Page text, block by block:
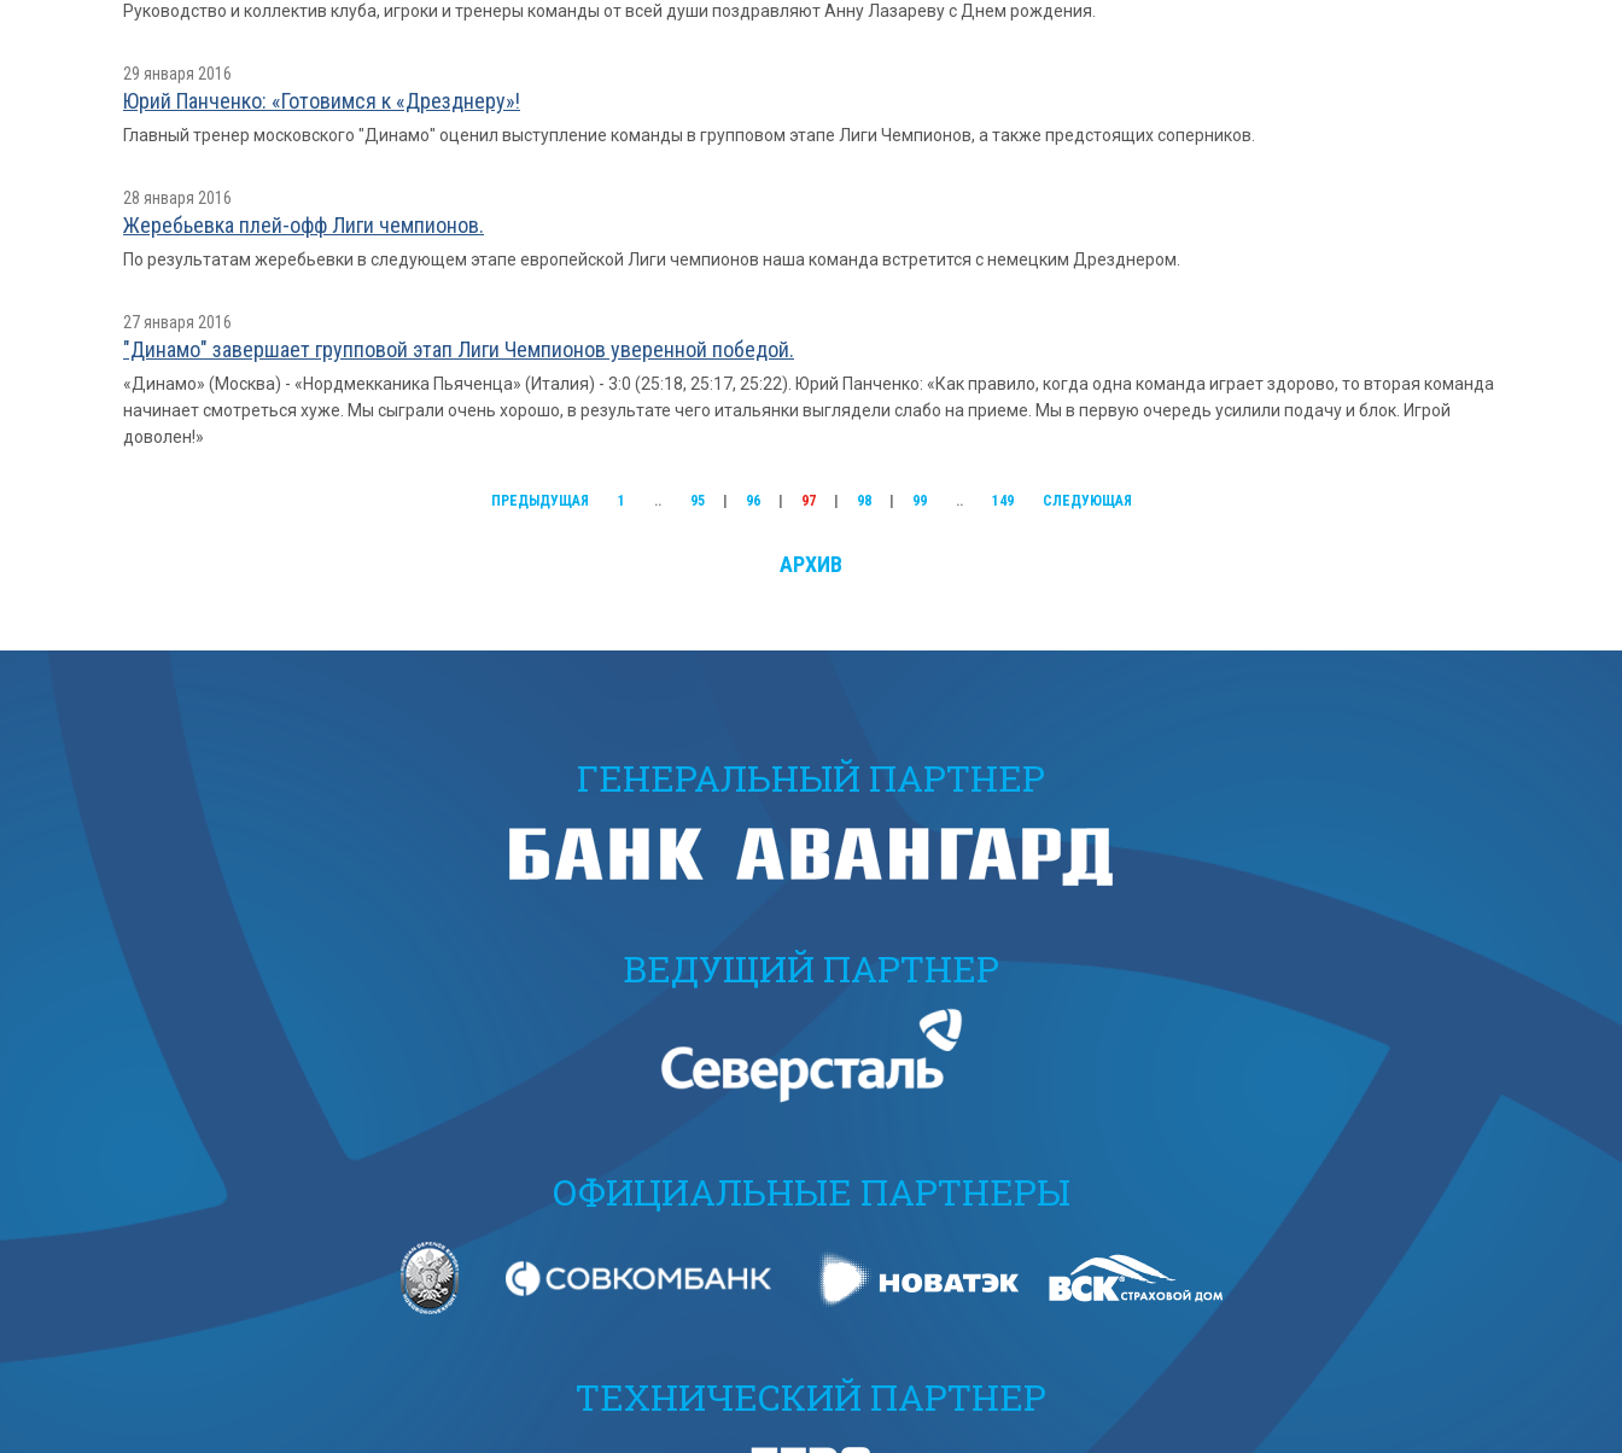
Руководство и коллектив клуба, игроки и тренеры команды от всей души поздравляют Анну Лазареву с Днем рождения.
29 января 2016
Юрий Панченко: «Готовимся к «Дрезднеру»!
Главный тренер московского "Динамо" оценил выступление команды в групповом этапе Лиги Чемпионов, а также предстоящих соперников.
28 января 2016
Жеребьевка плей-офф Лиги чемпионов.
По результатам жеребьевки в следующем этапе европейской Лиги чемпионов наша команда встретится с немецким Дрезднером.
27 января 2016
"Динамо" завершает групповой этап Лиги Чемпионов уверенной победой.
«Динамо» (Москва) - «Нордмекканика Пьяченца» (Италия) - 3:0 (25:18, 25:17, 25:22). Юрий Панченко: «Как правило, когда одна команда играет здорово, то вторая команда
начинает смотреться хуже. Мы сыграли очень хорошо, в результате чего итальянки выглядели слабо на приеме. Мы в первую очередь усилили подачу и блок. Игрой
доволен!»
ПРЕДЫДУЩАЯ 1 .. 95 96 97 98 99 .. 149 СЛЕДУЮЩАЯ
АРХИВ
ГЕНЕРАЛЬНЫЙ ПАРТНЕР
ВЕДУЩИЙ ПАРТНЕР
ОФИЦИАЛЬНЫЕ ПАРТНЕРЫ
ТЕХНИЧЕСКИЙ ПАРТНЕР